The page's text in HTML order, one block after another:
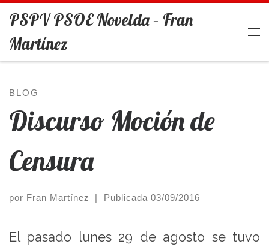
Saltar al contenido
PSPV PSOE Novelda – Fran
Martínez
BLOG
Discurso Moción de
Censura
por Fran Martínez | Publicada 03/09/2016
El pasado lunes 29 de agosto se tuvo